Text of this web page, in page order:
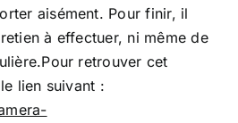
aisément. Pour finir, il
à effectuer, ni même de
retrouver cet
lien suivant :